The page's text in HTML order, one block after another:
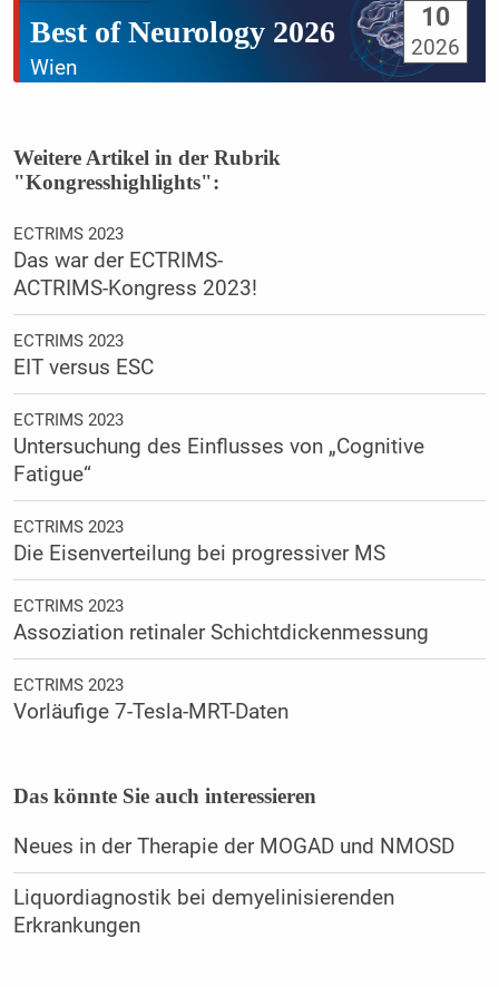
Best of Neurology 2026
Wien
10
2026
Weitere Artikel in der Rubrik
"Kongresshighlights":
ECTRIMS 2023
Das war der ECTRIMS-
ACTRIMS-Kongress 2023!
ECTRIMS 2023
EIT versus ESC
ECTRIMS 2023
Untersuchung des Einflusses von „Cognitive
Fatigue“
ECTRIMS 2023
Die Eisenverteilung bei progressiver MS
ECTRIMS 2023
Assoziation retinaler Schichtdickenmessung
ECTRIMS 2023
Vorläufige 7-Tesla-MRT-Daten
Das könnte Sie auch interessieren
Neues in der Therapie der MOGAD und NMOSD
Liquordiagnostik bei demyelinisierenden
Erkrankungen